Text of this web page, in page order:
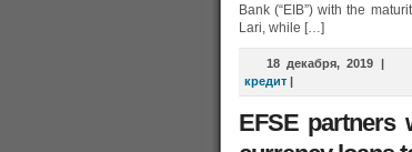
Bank (“EIB”) with the
Lari, while […]
18 декабря, 2019 |
кредит|
EFSE partners